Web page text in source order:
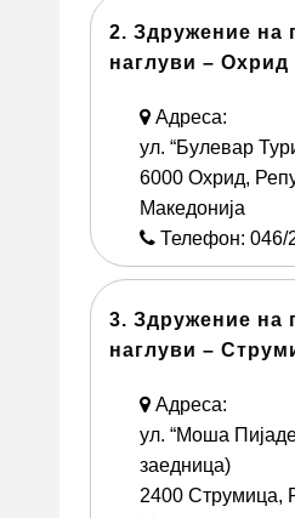
2. Здружение на
наглуви – Охрид
Адреса:
ул. “Булевар
6000 Охрид,
Македонија
Телефон: 046/
3. Здружение на
наглуви –
Адреса:
ул. “Моша
заедница)
2400 Струмица,